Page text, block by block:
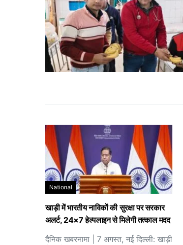
National
खाड़ी में भारतीय नाविकों की सुरक्षा पर सरकार
अलर्ट, 24×7 हेल्पलाइन से मिलेगी तत्काल मदद
दैनिक खबरनामा | 7 अगस्त, नई दिल्ली: खाड़ी